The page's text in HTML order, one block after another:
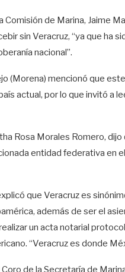
de Marina, Jaime
sin Veracruz, “ya que ha
nacional”.
(Morena) mencionó que
actual, por lo que invitó a
Rosa Morales Romero,
entidad federativa en
que Veracruz es
además de ser el
un acta notarial
“Veracruz es donde
de la Secretaría de